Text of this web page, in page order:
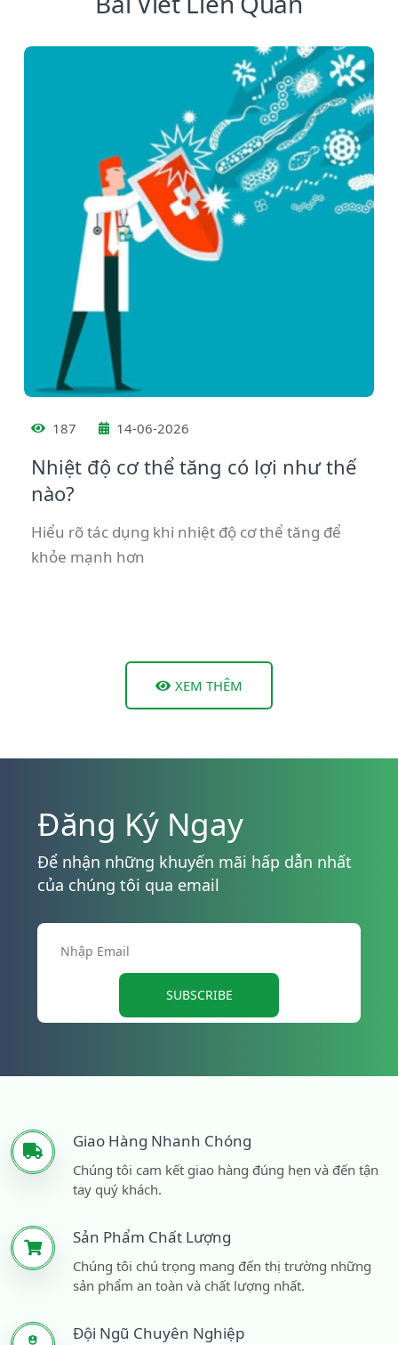
187 14-06-2026
Nhiệt độ cơ thể tăng có lợi như thế
nào?
Hiểu rõ tác dụng khi nhiệt độ cơ thể tăng để
khỏe mạnh hơn
XEM THÊM
Đăng Ký Ngay
Để nhận những khuyến mãi hấp dẫn nhất
của chúng tôi qua email
SUBSCRIBE
Giao Hàng Nhanh Chóng
Chúng tôi cam kết giao hàng đúng hẹn và đến tận
tay quý khách.
Sản Phẩm Chất Lượng
Chúng tôi chú trọng mang đến thị trường những
sản phẩm an toàn và chất lượng nhất.
Đội Ngũ Chuyên Nghiệp